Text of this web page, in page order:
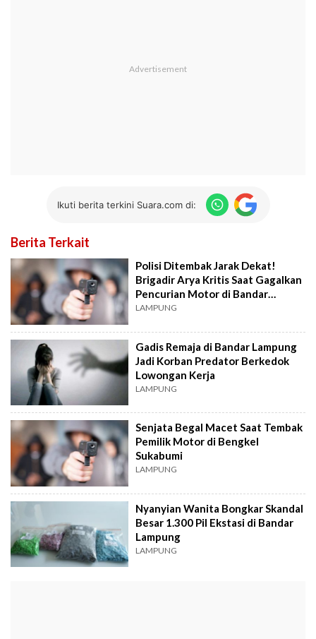
Ikuti berita terkini Suara.com di:
Berita Terkait
Polisi Ditembak Jarak Dekat!
Brigadir Arya Kritis Saat Gagalkan
Pencurian Motor di Bandar
Lampung
LAMPUNG
Gadis Remaja di Bandar Lampung
Jadi Korban Predator Berkedok
Lowongan Kerja
LAMPUNG
Senjata Begal Macet Saat Tembak
Pemilik Motor di Bengkel
Sukabumi
LAMPUNG
Nyanyian Wanita Bongkar Skandal
Besar 1.300 Pil Ekstasi di Bandar
Lampung
LAMPUNG